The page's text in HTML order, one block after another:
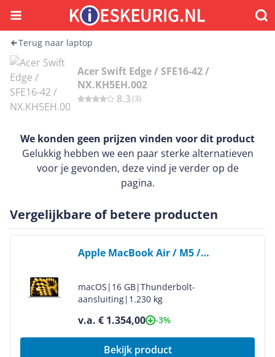
Menu
Terug naar laptop
Acer Swift Edge / SFE16-42 /
NX.KH5EH.002
8.3(3)
We konden geen prijzen vinden voor dit product
Gelukkig hebben we een paar sterke alternatieven
voor je gevonden, deze vind je verder op de
pagina.
Vergelijkbare of betere producten
Apple MacBook Air / M5 /
macOS | 16 GB|Thunderbolt-
aansluiting| 1.230 kg
v.a. € 1.354,00 -3%
Bekijk product